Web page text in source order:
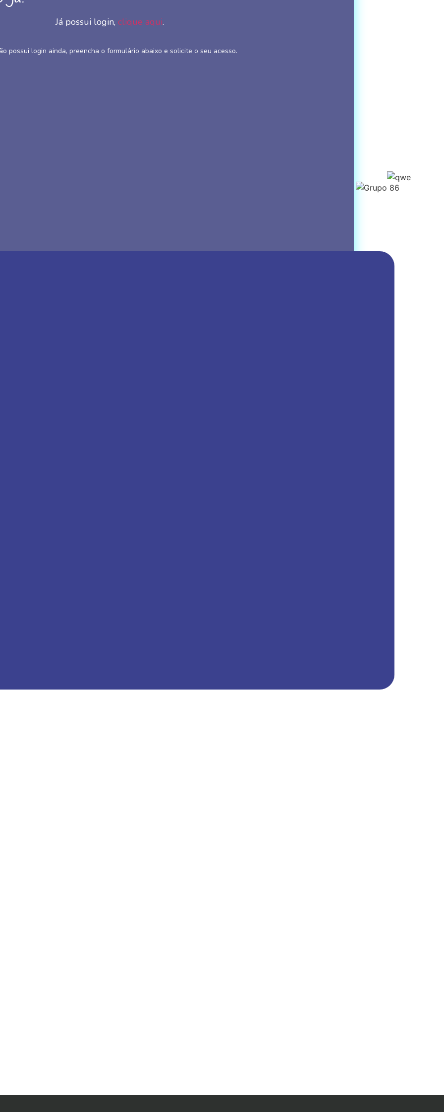
Já possui login, clique aqui.
possui login ainda, preencha o formulário abaixo e solicite o seu acesso.